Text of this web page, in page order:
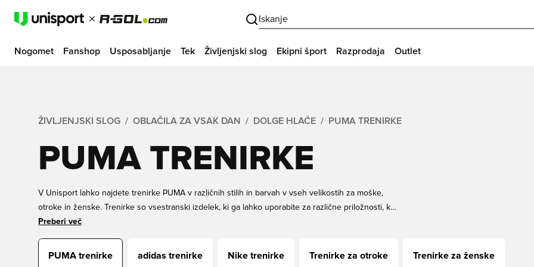
Iskanje
Nogomet Fanshop Usposabljanje Tek Življenjski slog Ekipni šport Razprodaja Outlet
ŽIVLJENJSKI SLOG OBLAČILA ZA VSAK DAN DOLGE HLAČE PUMA TRENIRKE
PUMA TRENIRKE
V Unisport lahko najdete trenirke PUMA v različnih stilih in barvah v vseh velikostih za moške,
otroke in ženske. Trenirke so vsestranski izdelek, ki ga lahko uporabite za različne priložnosti, kot
so vadbe, sprostitev ali priložnostna oblačila. Poiščite svoje naslednje trenirke PUMA pri Unisport
Preberi več
PUMA trenirke adidas trenirke Nike trenirke Trenirke za otroke Trenirke za ženske